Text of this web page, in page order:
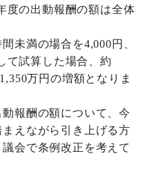
度の出動報酬の額は全体
未満の場合を4,000円、
て試算した場合、約
万円の増額となりま
報酬の額について、今
えながら引き上げる方
会で条例改正を考えて